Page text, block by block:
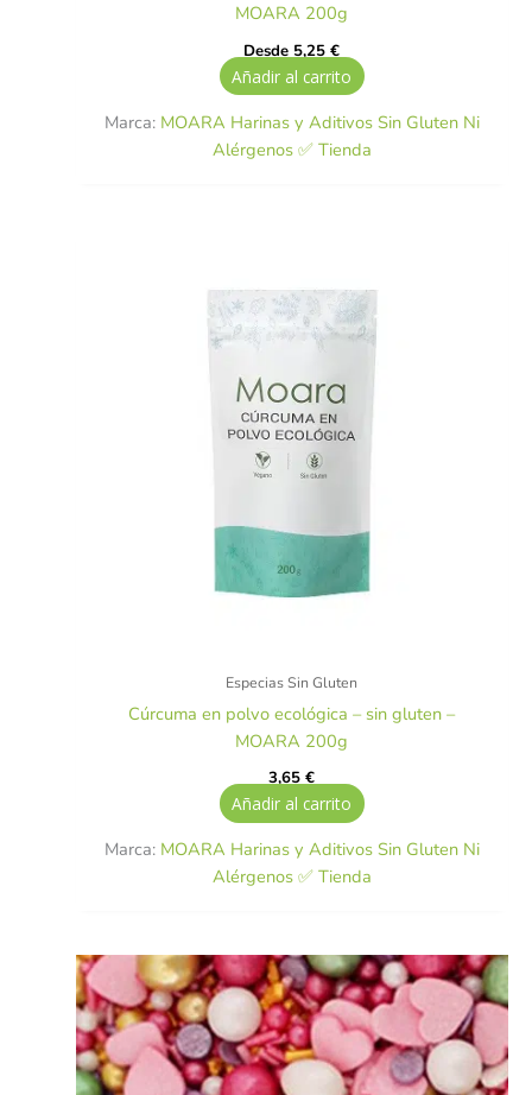
MOARA 200g
Desde 5,25€
Añadir al carrito
Marca: MOARA Harinas y Aditivos Sin Gluten Ni
Alérgenos ✅ Tienda
Especias Sin Gluten
Cúrcuma en polvo ecológica – sin gluten –
MOARA 200g
3,65€
Añadir al carrito
Marca: MOARA Harinas y Aditivos Sin Gluten Ni
Alérgenos ✅ Tienda